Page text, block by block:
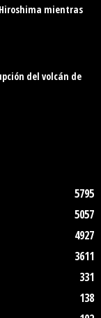
mientras
del volcán de
5795
5057
4927
3611
331
138